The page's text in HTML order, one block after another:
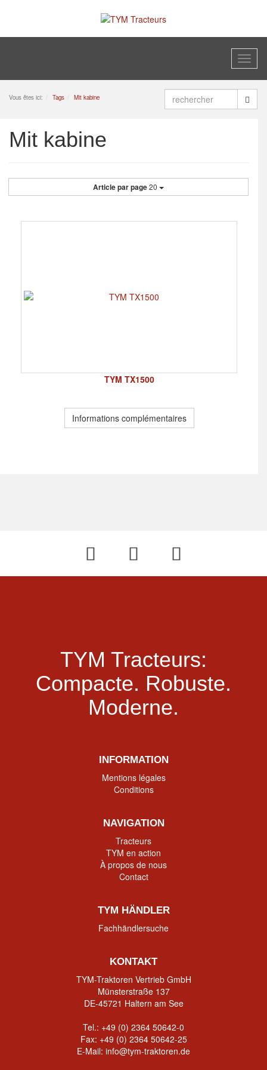
Vous êtes ici: Tags Mit kabine
Mit kabine
Article par page20
TYM TX1500
Informations complémentaires
TYM Tracteurs:
Compacte. Robuste.
Moderne.
INFORMATION
Mentions légales
Conditions
NAVIGATION
Tracteurs
TYM en action
À propos de nous
Contact
TYM HÄNDLER
Fachhändlersuche
KONTAKT
TYM-Traktoren Vertrieb GmbH
Münsterstraße 137
DE-45721 Haltern am See
Tel.: +49 (0) 2364 50642-0
Fax: +49 (0) 2364 50642-25
E-Mail: info@tym-traktoren.de